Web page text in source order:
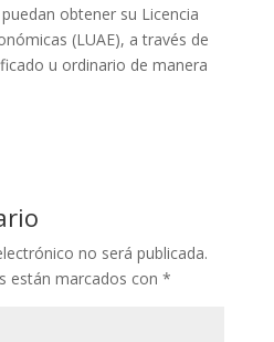
obtener su Licencia
(LUAE), a través de
u ordinario de manera
no será publicada.
están marcados con *